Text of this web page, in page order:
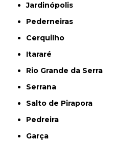
Jardinópolis
Pederneiras
Cerquilho
Itararé
Rio Grande da Serra
Serrana
Salto de Pirapora
Pedreira
Garça